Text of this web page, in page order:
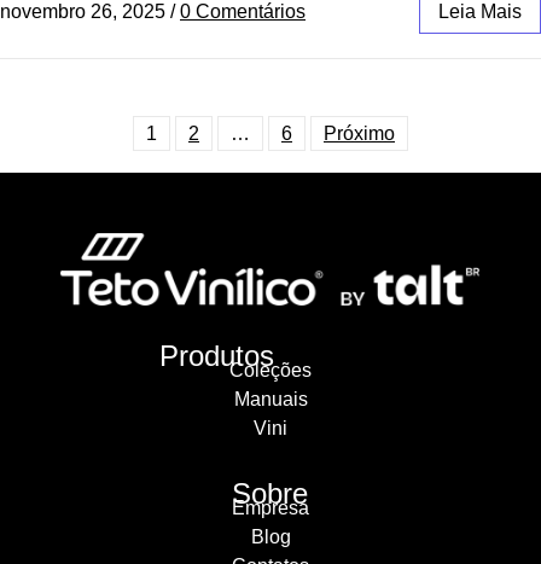
novembro 26, 2025 / 0 Comentários Leia Mais
1 2 … 6 Próximo
Produtos
Coleções
Manuais
Vini
Sobre
Empresa
Blog